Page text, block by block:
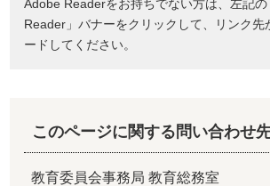
Adobe Readerをお持ちでない方は、左記
Reader」バナーをクリックして、リンク先
ードしてください。
このページに関する問い合わせ
教育委員会事務局 教育総務室